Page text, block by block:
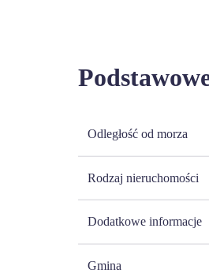
Odległość od morza
Rodzaj nieruchomości
Dodatkowe informacje
Gmina